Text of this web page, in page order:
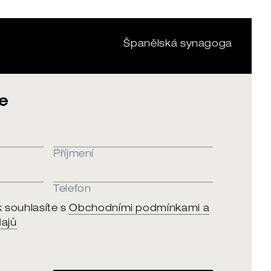
Španělská synagoga
Příjmení
Telefon
souhlasíte sObchodními podmínkami a